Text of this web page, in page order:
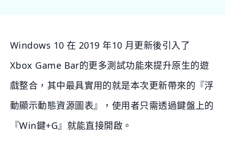
Windows 10 在 2019 年10 月更新後引入了
Xbox Game Bar的更多測試功能來提升原生的遊
戲整合，其中最具實用的就是本次更新帶來的『浮
動顯示動態資源圖表』，使用者只需透過鍵盤上的
『Win鍵+G』就能直接開啟。